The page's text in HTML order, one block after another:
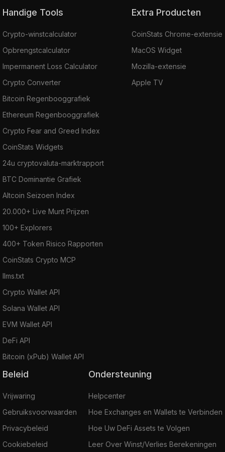
Handige Tools
Crypto-winstcalculator
Opbrengstcalculator
Impermanent Loss Calculator
Crypto Converter
Bitcoin Regenbooggrafiek
Ethereum Regenbooggrafiek
Crypto Fear and Greed Index
CoinStats Widgets
24u cryptovaluta-marktrapport
BTC Dominantie Grafiek
Altcoin Seizoen Index
20.000+ Live Munt Prijzen
100+ Explorers
400+ Token Risico Rapporten
CoinStats Crypto MCP
llms.txt
Crypto Wallet API
Solana Wallet API
EVM Wallet API
DeFi API
Bitcoin (xPub) Wallet API
Extra Producten
CoinStats Chrome-extensie
MacOS Widget
Mozilla-extensie
Apple TV
Beleid
Vrijwaring
Gebruiksvoorwaarden
Privacybeleid
Cookiebeleid
Ondersteuning
Helpcenter
Hoe Exchanges en Wallets te Verbinden
Hoe Uw DeFi Assets te Volgen
Leer Over Winst/Verlies Berekeningen